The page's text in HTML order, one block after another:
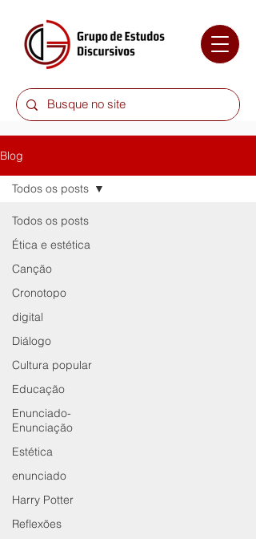
Blog
Todos os posts
Ética e estética
Canção
Cronotopo
digital
Diálogo
Cultura popular
Educação
Enunciado-
Enunciação
Estética
enunciado
Harry Potter
Reflexões
Todos os posts